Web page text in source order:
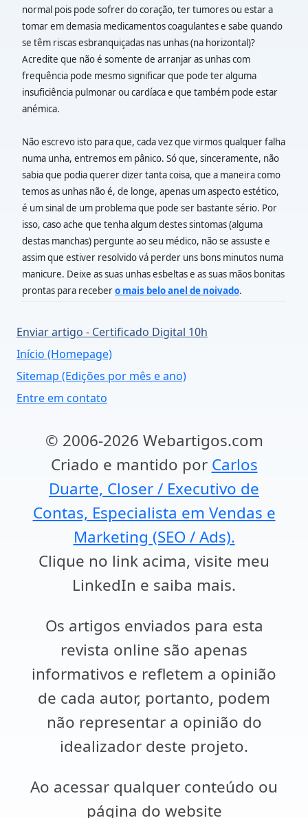
normal pois pode sofrer do coração, ter tumores ou estar a
tomar em demasia medicamentos coagulantes e sabe quando
se têm riscas esbranquiçadas nas unhas (na horizontal)?
Acredite que não é somente de arranjar as unhas com
frequência pode mesmo significar que pode ter alguma
insuficiência pulmonar ou cardíaca e que também pode estar
anémica.
Não escrevo isto para que, cada vez que virmos qualquer falha
numa unha, entremos em pânico. Só que, sinceramente, não
sabia que podia querer dizer tanta coisa, que a maneira como
temos as unhas não é, de longe, apenas um aspecto estético,
é um sinal de um problema que pode ser bastante sério. Por
isso, caso ache que tenha algum destes sintomas (alguma
destas manchas) pergunte ao seu médico, não se assuste e
assim que estiver resolvido vá perder uns bons minutos numa
manicure. Deixe as suas unhas esbeltas e as suas mãos bonitas
prontas para recebero mais belo anel de noivado.
Enviar artigo - Certificado Digital 10h
Início (Homepage)
Sitemap (Edições por mês e ano)
Entre em contato
© 2006-2026 Webartigos.com
Criado e mantido por Carlos
Duarte, Closer / Executivo de
Contas, Especialista em Vendas e
Marketing (SEO / Ads).
Clique no link acima, visite meu
LinkedIn e saiba mais.
Os artigos enviados para esta
revista online são apenas
informativos e refletem a opinião
de cada autor, portanto, podem
não representar a opinião do
idealizador deste projeto.
Ao acessar qualquer conteúdo ou
página do website